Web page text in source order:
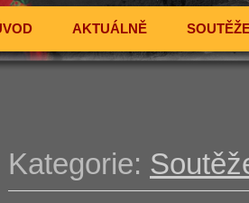
AKTUÁLNĚ
Kategorie: